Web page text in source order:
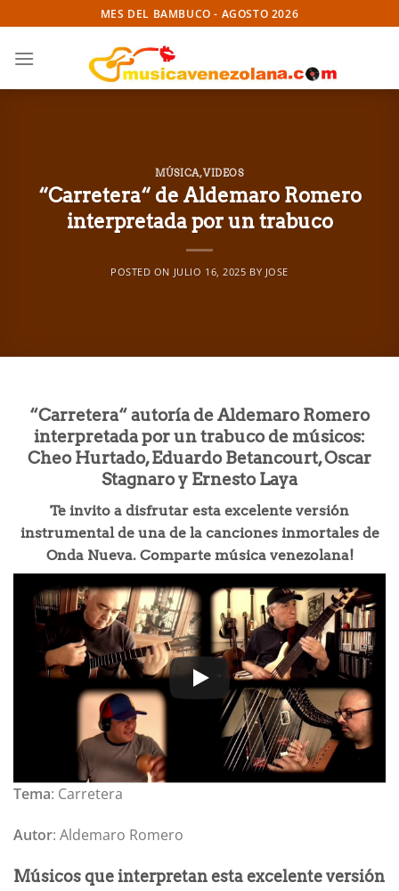
to
content
MES DEL BAMBUCO - AGOSTO 2026
MÚSICA,VIDEOS
“Carretera“ de Aldemaro Romero
interpretada por un trabuco
POSTED ON JULIO 16, 2025 BY JOSE
“Carretera“ autoría de Aldemaro Romero
interpretada por un trabuco de músicos:
Cheo Hurtado, Eduardo Betancourt, Oscar
Stagnaro y Ernesto Laya
Te invito a disfrutar esta excelente versión
instrumental de una de la canciones inmortales de
Onda Nueva. Comparte música venezolana!
Tema: Carretera
Autor: Aldemaro Romero
Músicos que interpretan esta excelente versión